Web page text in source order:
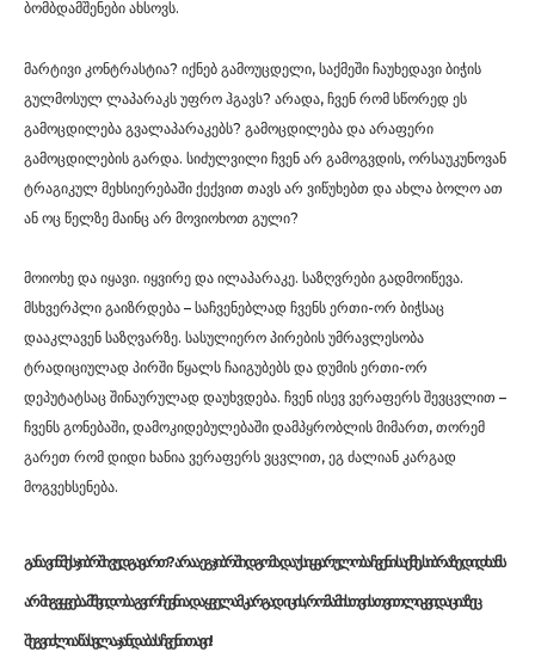
ბომბდამშენები ახსოვს.
მარტივი კონტრასტია? იქნებ გამოუცდელი, საქმეში ჩაუხედავი ბიჭის
გულმოსულ ლაპარაკს უფრო ჰგავს? არადა, ჩვენ რომ სწორედ ეს
გამოცდილება გვალაპარაკებს? გამოცდილება და არაფერი
გამოცდილების გარდა. სიძულვილი ჩვენ არ გამოგვდის, ორსაუკუნოვან
ტრაგიკულ მეხსიერებაში ქექვით თავს არ ვიწუხებთ და ახლა ბოლო ათ
ან ოც წელზე მაინც არ მოვიოხოთ გული?
მოიოხე და იყავი. იყვირე და ილაპარაკე. საზღვრები გადმოიწევა.
მსხვერპლი გაიზრდება – საჩვენებლად ჩვენს ერთი-ორ ბიჭსაც
დააკლავენ საზღვარზე. სასულიერო პირების უმრავლესობა
ტრადიციულად პირში წყალს ჩაიგუბებს და დუმის ერთი-ორ
დეპუტატსაც შინაურულად დაუხვდება. ჩვენ ისევ ვერაფერს შევცვლით –
ჩვენს გონებაში, დამოკიდებულებაში დამპყრობლის მიმართ, თორემ
გარეთ რომ დიდი ხანია ვერაფერს ვცვლით, ეგ ძალიან კარგად
მოგვეხსენება.
ᲒᲐᲜᲐ ᲕᲘᲜᲛᲔᲡ ᲯᲘᲑᲠᲨᲘ ᲕᲣᲓᲒᲐᲕᲐᲠᲗ? ᲐᲠᲐᲐ ᲔᲒ ᲯᲘᲑᲠᲨᲘ ᲓᲒᲝᲛᲐ ᲓᲐ ᲣᲡᲘᲧᲕᲐᲠᲣᲚᲝᲑᲐ ᲩᲕᲔᲜᲘ ᲡᲐᲥᲛᲔ, ᲡᲘᲑᲠᲐᲖᲔ ᲓᲘᲓᲮᲐᲜᲡ
ᲐᲠ ᲛᲘᲒᲕᲧᲕᲔᲑᲐ. ᲛᲨᲕᲘᲓᲝᲑᲐ ᲒᲕᲘᲠᲩᲔᲕᲜᲘᲐ ᲓᲐ ᲧᲕᲔᲚᲐᲛ ᲙᲐᲠᲒᲐᲓ ᲘᲪᲘᲡ, ᲠᲝᲛ ᲐᲛᲘᲡᲗᲕᲘᲡ ᲗᲕᲘᲗᲚᲘᲙᲕᲘᲓᲐᲪᲘᲐᲖᲔᲪ
ᲨᲔᲒᲕᲘᲫᲚᲘᲐ ᲬᲐᲡᲕᲚᲐ. ᲯᲐᲜᲓᲐᲑᲐᲡ ᲩᲕᲔᲜᲘ ᲗᲐᲕᲘ!